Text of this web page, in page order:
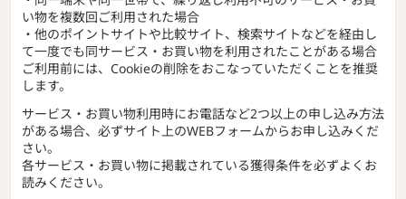
い物を複数回ご利用された場合
・他のポイントサイトや比較サイト、検索サイトなどを経由し
て一度でも同サービス・お買い物を利用されたことがある場合
ご利用前には、Cookieの削除をおこなっていただくことを推奨
します。
サービス・お買い物利用時にお電話など2つ以上の申し込み方法
がある場合、必ずサイト上のWEBフォームからお申し込みくだ
さい。
各サービス・お買い物に掲載されている獲得条件を必ずよくお
読みください。